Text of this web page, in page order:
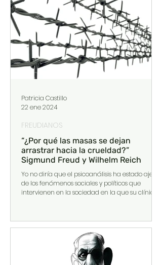
“¿Por qué las masas se dejan
arrastrar hacia la crueldad?”
Sigmund Freud y Wilhelm Reich
Yo no diría que el psicoanálisis ha estado ajeno
de los fenómenos sociales y políticos que
intervienen en la sociedad en la que su clínica
FREUDIANOS
Patricia Castillo
22 ene 2024